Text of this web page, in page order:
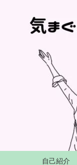
自己紹介